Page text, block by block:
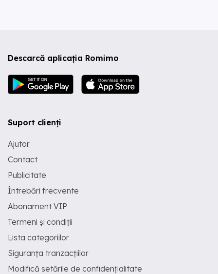
Descarcă aplicația Romimo
Suport clienți
Ajutor
Contact
Publicitate
Întrebări frecvente
Abonament VIP
Termeni și condiții
Lista categoriilor
Siguranța tranzacțiilor
Modifică setările de confidențialitate